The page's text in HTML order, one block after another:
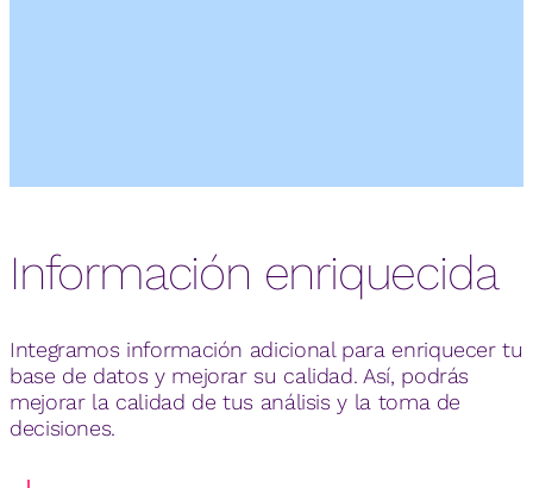
Información enriquecida
Integramos información adicional para enriquecer tu
base de datos y mejorar su calidad. Así, podrás
mejorar la calidad de tus análisis y la toma de
decisiones.